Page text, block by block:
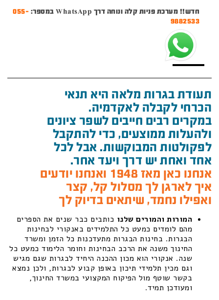
חדש!! מערכת פניות קלה ונוחה דרך WhatsApp במספר:
055-
9882533
תעודת בגרות מלאה היא תנאי
הכרחי לקבלה לאקדמיה.
במקרים רבים חייבים לשפר ציונים
ולהעלות ממוצעים, כדי להתקבל
לפקולטות המבוקשות. אבל לכל
אחד ואחת יש דרך ויעד אחר.
אנחנו כאן מאז 1948 ואנחנו יודעים
איך לארגן לך מסלול קל, קצר
ואפילו נחמד, שיתאים בדיוק לך
המורות והמורים שלנו כותבים כבר שנים את הספרים
מהם לומדים כמעט כל התלמידים באנקורי לבחינות
הבגרות. בחינות הבגרות מתעדכנות כל הזמן ומשרד
החינוך משנה את הרכב הבחינות וחומר הלימוד כמעט כל
שנה. אנקורי הוא מכון ההכנה היחיד לבגרות שגם מגיש
וגם מכין תלמידי תיכון באופן קבוע לבגרות, ולכן נמצא
בקשר שוטף מול הפיקוח המקצועי במשרד החינוך,
ומעודכן תמיד.